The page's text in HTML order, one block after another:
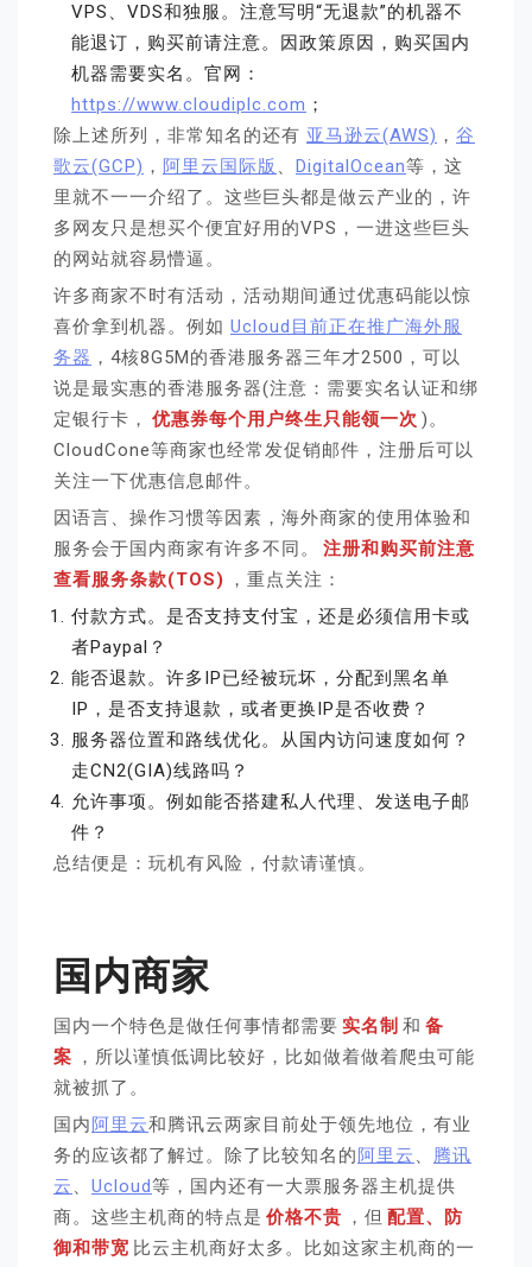
VPS、VDS和独服。注意写明“无退款”的机器不
能退订，购买前请注意。因政策原因，购买国内
机器需要实名。官网：
https://www.cloudiplc.com ；
除上述所列，非常知名的还有 亚马逊云(AWS) ， 谷
歌云(GCP) ， 阿里云国际版 、 DigitalOcean等，这
里就不一一介绍了。这些巨头都是做云产业的，许
多网友只是想买个便宜好用的VPS，一进这些巨头
的网站就容易懵逼。
许多商家不时有活动，活动期间通过优惠码能以惊
喜价拿到机器。例如 Ucloud目前正在推广海外服
务器 ，4核8G5M的香港服务器三年才2500，可以
说是最实惠的香港服务器(注意：需要实名认证和绑
定银行卡， 优惠券每个用户终生只能领一次 )。
CloudCone等商家也经常发促销邮件，注册后可以
关注一下优惠信息邮件。
因语言、操作习惯等因素，海外商家的使用体验和
服务会于国内商家有许多不同。
注册和购买前注意
查看服务条款(TOS)
，重点关注：
付款方式。是否支持支付宝，还是必须信用卡或
者Paypal？
能否退款。许多IP已经被玩坏，分配到黑名单
IP，是否支持退款，或者更换IP是否收费？
服务器位置和路线优化。从国内访问速度如何？
走CN2(GIA)线路吗？
允许事项。例如能否搭建私人代理、发送电子邮
件？
总结便是：玩机有风险，付款请谨慎。
国内商家
国内一个特色是做任何事情都需要 实名制 和 备
案 ，所以谨慎低调比较好，比如做着做着爬虫可能
就被抓了。
国内阿里云和腾讯云两家目前处于领先地位，有业
务的应该都了解过。除了比较知名的阿里云 、 腾讯
云 、 Ucloud等，国内还有一大票服务器主机提供
商。这些主机商的特点是 价格不贵 ，但 配置、防
御和带宽 比云主机商好太多。比如这家主机商的一